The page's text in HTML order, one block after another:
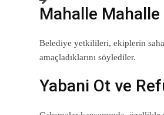
Mahalle Mahalle
Belediye yetkilileri, ekiplerin
amaçladıklarını söylediler.
Yabani Ot ve